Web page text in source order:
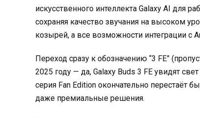
искусственного интеллекта Galaxy AI для
сохраняя качество звучания на высоком
козырей, а все возможности интеграции с
Переход сразу к обозначению “3 FE”
2025 году — да, Galaxy Buds 3 FE увидят
серия Fan Edition окончательно перестаёт
даже премиальные решения.